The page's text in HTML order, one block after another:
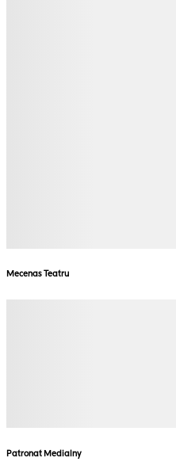
Mecenas Teatru
Patronat Medialny